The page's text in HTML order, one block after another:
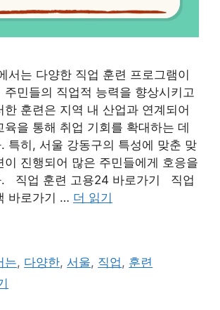
서는 다양한 직업 훈련 프로그램이
주민들의 직업적 능력을 향상시키고
한 훈련은 지역 내 산업과 연계되어
육을 통해 취업 기회를 확대하는 데
특히, 서울 강동구의 특성에 맞춘 맞
이 진행되어 많은 주민들에게 호응을
. 직업 훈련 고용24 바로가기 직업
바로가기 … 더 읽기
는, 다양한, 서울, 직업 , 훈련